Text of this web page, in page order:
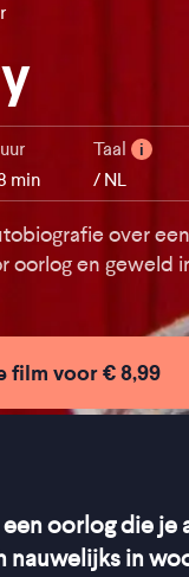
min
Taal i
/ NL
over een
oorlog en geweld
film voor € 8,99
oorlog die je
nauwelijks in